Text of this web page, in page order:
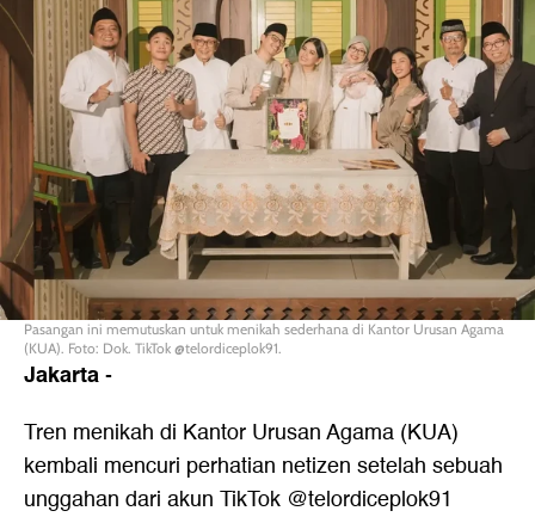
Pasangan ini memutuskan untuk menikah sederhana di Kantor Urusan Agama
(KUA). Foto: Dok. TikTok @telordiceplok91.
Jakarta-
Tren menikah di Kantor Urusan Agama (KUA)
kembali mencuri perhatian netizen setelah sebuah
unggahan dari akun TikTok @telordiceplok91